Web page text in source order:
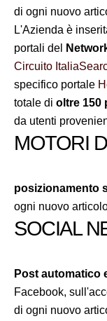
di ogni nuovo
L'Azienda è
portali del
Circuito
specifico portale
totale di oltre 150
da utenti
MOTORI
posizionamento
ogni nuovo
SOCIAL
Post automatico
Facebook,
di ogni nuovo